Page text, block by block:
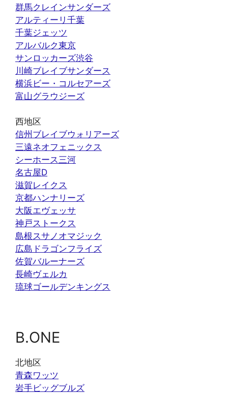
群馬クレインサンダーズ
アルティーリ千葉
千葉ジェッツ
アルバルク東京
サンロッカーズ渋谷
川崎ブレイブサンダース
横浜ビー・コルセアーズ
富山グラウジーズ
西地区
信州ブレイブウォリアーズ
三遠ネオフェニックス
シーホース三河
名古屋D
滋賀レイクス
京都ハンナリーズ
大阪エヴェッサ
神戸ストークス
島根スサノオマジック
広島ドラゴンフライズ
佐賀バルーナーズ
長崎ヴェルカ
琉球ゴールデンキングス
B.ONE
北地区
青森ワッツ
岩手ビッグブルズ